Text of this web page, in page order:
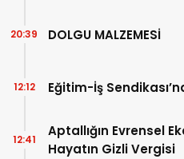
DOLGU MALZEMESİ
20:39
Eğitim-İş
12:12
Aptallığın Evrensel
Hayatın Gizli Vergisi
12:41